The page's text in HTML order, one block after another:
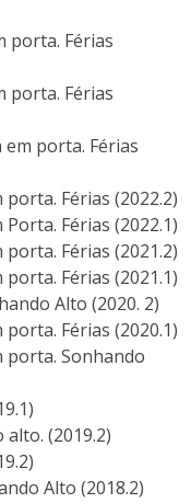
porta. Férias
porta. Férias
porta. Férias
Férias (2022.2)
Férias (2022.1)
Férias (2021.2)
Férias (2021.1)
Alto (2020. 2)
Férias (2020.1)
porta. Sonhando
alto. (2019.2)
Alto (2018.2)